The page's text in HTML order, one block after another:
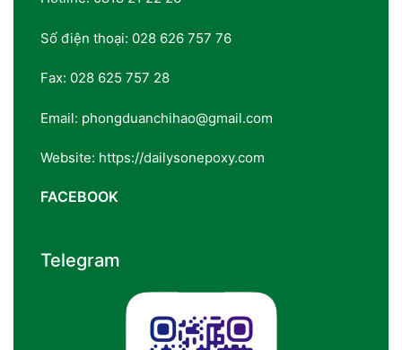
Số điện thoại: 028 626 757 76
Fax: 028 625 757 28
Email: phongduanchihao@gmail.com
Website: https://dailysonepoxy.com
FACEBOOK
Telegram